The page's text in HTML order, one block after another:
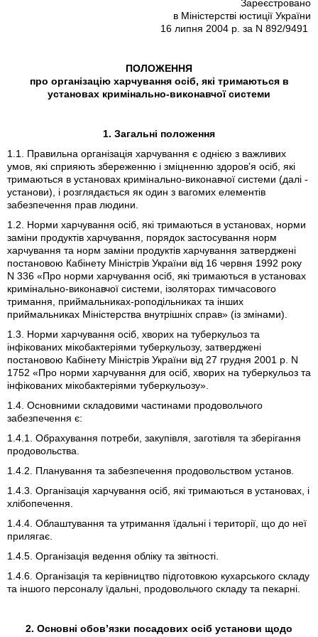
Зареєстровано
в Міністерстві юстиції України
16 липня 2004 р. за N 892/9491
ПОЛОЖЕННЯ
про організацію харчування осіб, які тримаються в
установах кримінально-виконавчої системи
1. Загальні положення
1.1. Правильна організація харчування є однією з важливих
умов, які сприяють збереженню і зміцненню здоров’я осіб, які
тримаються в установах кримінально-виконавчої системи (далі -
установи), і розглядається як один з вагомих елементів
забезпечення прав людини.
1.2. Норми харчування осіб, які тримаються в установах, норми
заміни продуктів харчування, порядок застосування норм
харчування та норм заміни продуктів харчування затверджені
постановою Кабінету Міністрів України від 16 червня 1992 року
N 336 «Про норми харчування осіб, які тримаються в установах
кримінально-виконавчої системи, ізоляторах тимчасового
тримання, приймальниках-роподільниках та інших
приймальниках Міністерства внутрішніх справ» (із змінами).
1.3. Норми харчування осіб, хворих на туберкульоз та
інфікованих мікобактеріями туберкульозу, затверджені
постановою Кабінету Міністрів України від 27 грудня 2001 р. N
1752 «Про норми харчування для осіб, хворих на туберкульоз та
інфікованих мікобактеріями туберкульозу».
1.4. Основними складовими частинами продовольчого
забезпечення є:
1.4.1. Обрахування потреби, закупівля, заготівля та зберігання
продовольства.
1.4.2. Планування та забезпечення продовольством установ.
1.4.3. Організація харчування осіб, які тримаються в установах, і
хлібопечення.
1.4.4. Облаштування та утримання їдальні і території, що до неї
прилягає.
1.4.5. Організація ведення обліку та звітності.
1.4.6. Організація та керівництво підготовкою кухарського складу
та іншого персоналу їдальні, продовольчого складу та пекарні.
2. Основні обов’язки посадових осіб установи щодо